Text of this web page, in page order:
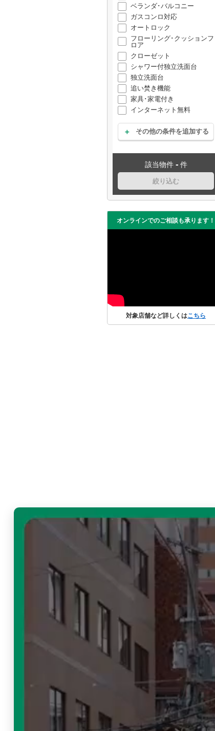
ベランダ･バルコニー
ガスコンロ対応
オートロック
フローリング･クッションフ
ロア
クローゼット
シャワー付独立洗面台
独立洗面台
追い焚き機能
家具･家電付き
インターネット無料
その他の条件を追加する
該当物件 - 件
絞り込む
オンラインでのご相談も承ります！
対象店舗など詳しくはこちら